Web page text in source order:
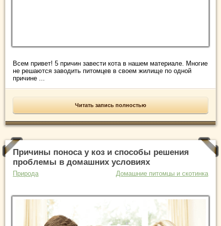
Всем привет! 5 причин завести кота в нашем материале. Многие
не решаются заводить питомцев в своем жилище по одной
причине ...
Читать запись полностью
Причины поноса у коз и способы решения
проблемы в домашних условиях
Природа Домашние питомцы и скотинка